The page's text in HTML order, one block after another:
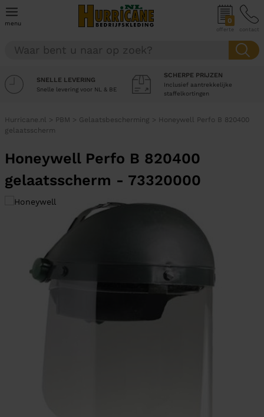
menu 0
offerte contact
SNELLE LEVERING
Snelle levering voor NL & BE
SCHERPE PRIJZEN
Inclusief aantrekkelijke
staffelkortingen
Hurricane.nl > PBM > Gelaatsbescherming >
Honeywell Perfo B 820400
gelaatsscherm
Honeywell Perfo B 820400
gelaatsscherm - 73320000